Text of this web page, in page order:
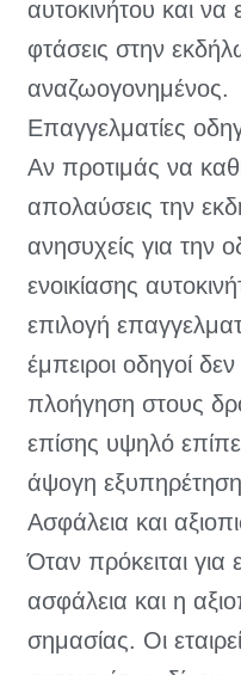
αυτοκινήτου και να
φτάσεις στην
αναζωογονημένος.
Επαγγελματίες
Αν προτιμάς να
απολαύσεις την
ανησυχείς για την
ενοικίασης
επιλογή
έμπειροι οδηγοί
πλοήγηση στους
επίσης υψηλό
άψογη
Ασφάλεια και
Όταν πρόκειται για
ασφάλεια και η
σημασίας. Οι